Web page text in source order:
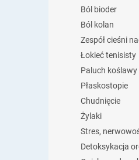
Ból bioder
Ból kolan
Zespół cieśni
Łokieć tenisisty
Paluch koślawy
Płaskostopie
Chudnięcie
Żylaki
Stres,
Detoksykacja